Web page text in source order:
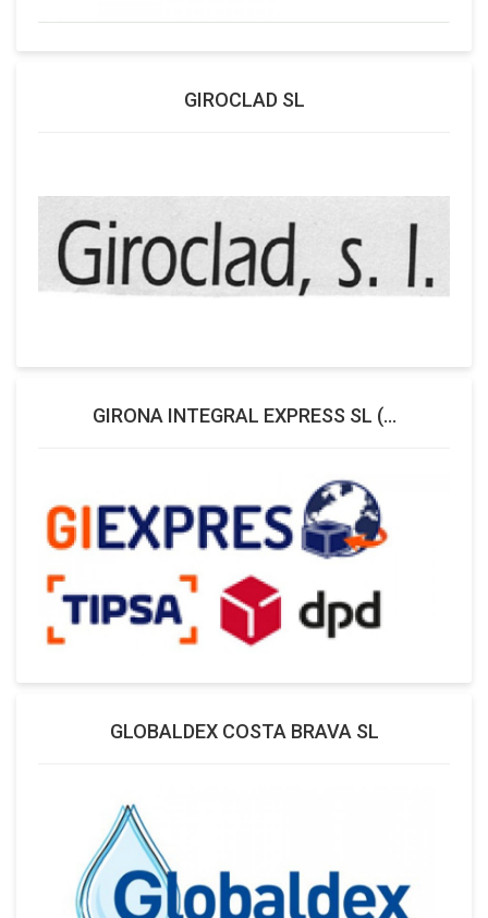
GIROCLAD SL
GIRONA INTEGRAL EXPRESS SL (...
GLOBALDEX COSTA BRAVA SL